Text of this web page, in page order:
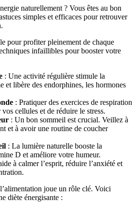
naturellement ? Vous êtes au bon
simples et efficaces pour retrouver
pour profiter pleinement de chaque
infaillibles pour booster votre
: Une activité régulière stimule la
et libère des endorphines, les hormones
: Pratiquer des exercices de respiration
cellules et de réduire le stress.
: Un bon sommeil est crucial. Veillez à
et à avoir une routine de coucher
: La lumière naturelle booste la
D et améliore votre humeur.
à calmer l’esprit, réduire l’anxiété et
joue un rôle clé. Voici
diète énergisante :